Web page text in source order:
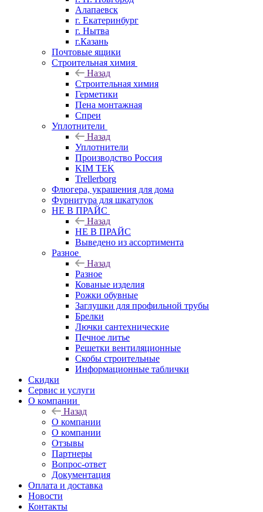
Алапаевск
г. Екатеринбург
г. Нытва
г.Казань
Почтовые ящики
Строительная химия
Назад
Строительная химия
Герметики
Пена монтажная
Спреи
Уплотнители
Назад
Уплотнители
Производство Россия
KIM TEK
Trellerborg
Флюгера, украшения для дома
Фурнитура для шкатулок
НЕ В ПРАЙС
Назад
НЕ В ПРАЙС
Выведено из ассортимента
Разное
Назад
Разное
Кованые изделия
Рожки обувные
Заглушки для профильной трубы
Брелки
Лючки сантехнические
Печное литье
Решетки вентиляционные
Скобы строительные
Информационные таблички
Скидки
Сервис и услуги
О компании
Назад
О компании
О компании
Отзывы
Партнеры
Вопрос-ответ
Документация
Оплата и доставка
Новости
Контакты